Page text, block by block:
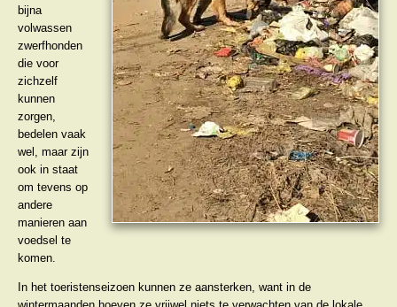
bijna
volwassen
zwerfhonden
die voor
zichzelf
kunnen
zorgen,
bedelen vaak
wel, maar zijn
ook in staat
om tevens op
andere
manieren aan
voedsel te
komen.
In het toeristenseizoen kunnen ze aansterken, want in de